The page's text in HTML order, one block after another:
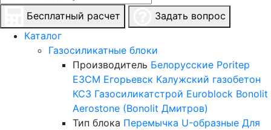
Бесплатный расчет
Задать вопрос
Каталог
Газосиликатные блоки
Производитель Белорусские Poritep
ЕЗСМ Егорьевск Калужский газобетон
КСЗ Газосиликатстрой Euroblock Bonolit
Aerostone (Bonolit Дмитров)
Тип блока Перемычка U-образные Для